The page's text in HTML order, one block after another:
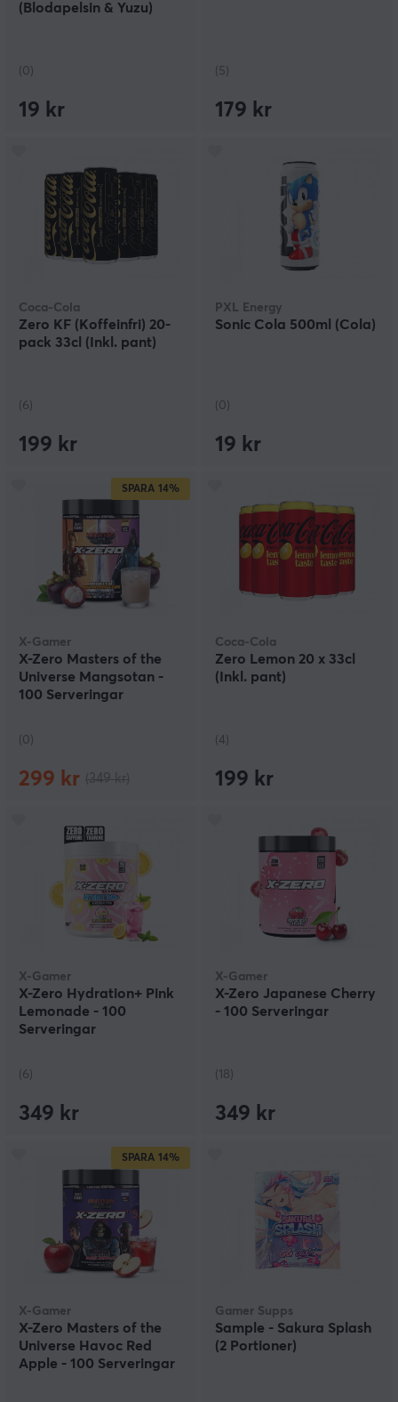
(Blodapelsin & Yuzu)
(0)
19 kr
(5)
179 kr
Coca-Cola
Zero KF (Koffeinfri) 20-
pack 33cl (Inkl. pant)
(6)
199 kr
PXL Energy
Sonic Cola 500ml (Cola)
(0)
19 kr
SPARA 14%
X-Gamer
X-Zero Masters of the
Universe Mangsotan -
100 Serveringar
(0)
299 kr
Coca-Cola
Zero Lemon 20 x 33cl
(Inkl. pant)
(4)
199 kr
X-Gamer
X-Zero Hydration+ Pink
Lemonade - 100
Serveringar
(6)
349 kr
X-Gamer
X-Zero Japanese Cherry
- 100 Serveringar
(18)
349 kr
SPARA 14%
X-Gamer
X-Zero Masters of the
Universe Havoc Red
Apple - 100 Serveringar
Gamer Supps
Sample - Sakura Splash
(2 Portioner)